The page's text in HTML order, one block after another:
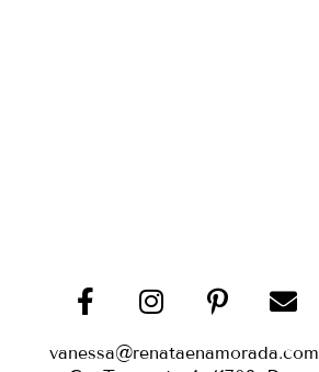
vanessa@renataenamorada.com